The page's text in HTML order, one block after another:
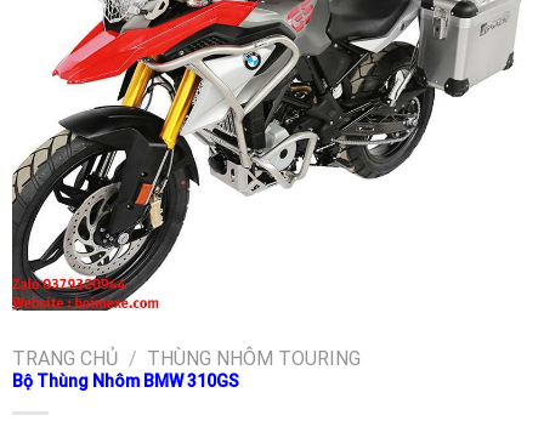
TRANG CHỦ / THÙNG NHÔM TOURING
Bộ Thùng Nhôm BMW 310GS